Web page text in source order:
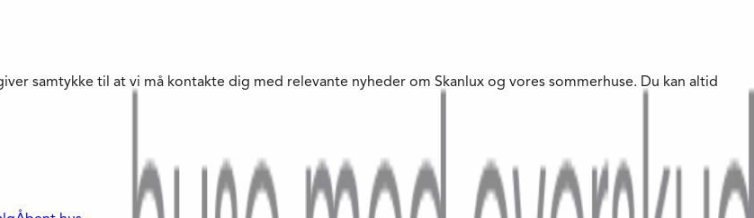
samtykke til at vi må kontakte dig med relevante nyheder om Skanlux og vores sommerhuse. Du kan altid